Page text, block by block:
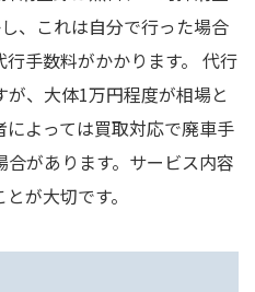
、これは自分で行った場合
手数料がかかります。 代行
、大体1万円程度が相場と
よっては買取対応で廃車手
があります。サービス内容
が大切です。